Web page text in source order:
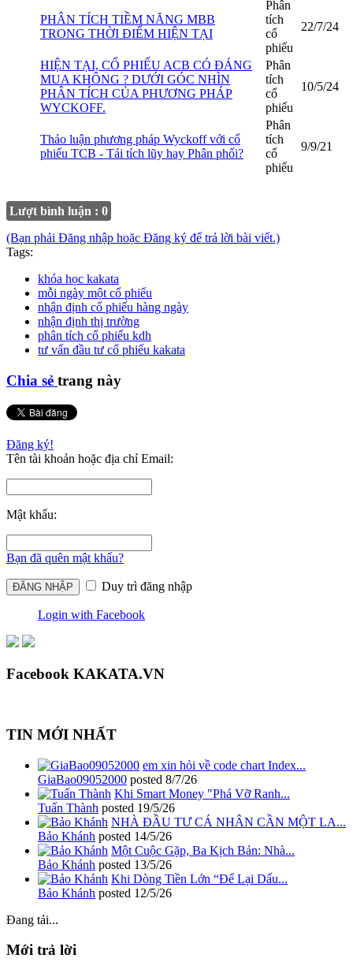
PHÂN TÍCH TIỀM NĂNG MBB
TRONG THỜI ĐIỂM HIỆN TẠI
Phân
tích
cổ
phiếu
22/7/24
HIỆN TẠI, CỔ PHIẾU ACB CÓ ĐÁNG
MUA KHÔNG ? DƯỚI GÓC NHÌN
PHÂN TÍCH CỦA PHƯƠNG PHÁP
WYCKOFF.
Phân
tích
cổ
phiếu
10/5/24
Thảo luận phương pháp Wyckoff với cổ
phiếu TCB - Tái tích lũy hay Phân phối?
Phân
tích
cổ
phiếu
9/9/21
Lượt bình luận : 0
(Bạn phải Đăng nhập hoặc Đăng ký để trả lời bài viết.)
Tags:
khóa học kakata
mỗi ngày một cổ phiếu
nhận định cổ phiếu hàng ngày
nhận định thị trường
phân tích cổ phiếu kdh
tư vấn đầu tư cổ phiếu kakata
Chia sẻ trang này
Đăng ký!
Tên tài khoản hoặc địa chỉ Email:
Mật khẩu:
Bạn đã quên mật khẩu?
Duy trì đăng nhập
Login with Facebook
Facebook KAKATA.VN
TIN MỚI NHẤT
em xin hỏi về code chart Index...
GiaBao09052000 posted 8/7/26
Khi Smart Money "Phá Vỡ Ranh...
Tuấn Thành posted 19/5/26
NHÀ ĐẦU TƯ CÁ NHÂN CẦN MỘT LA...
Bảo Khánh posted 14/5/26
Một Cuộc Gặp, Ba Kịch Bản: Nhà...
Bảo Khánh posted 13/5/26
Khi Dòng Tiền Lớn “Để Lại Dấu...
Bảo Khánh posted 12/5/26
Đang tải...
Mới trả lời